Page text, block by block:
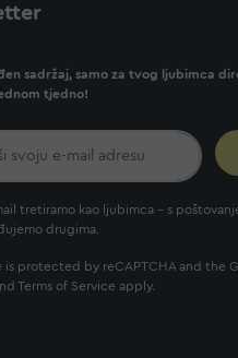
sadržaj, samo za tvog ljubimca
tjedno!
tretiramo kao ljubimca - s
drugima.
is protected by reCAPTCHA and the
Terms of Service apply.